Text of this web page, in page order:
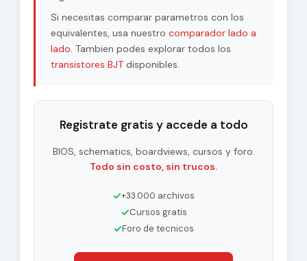
Si necesitas comparar parametros con los
equivalentes, usa nuestro comparador lado a
lado. Tambien podes explorar todos los
transistores BJTdisponibles.
Registrate gratis y accede a todo
BIOS, schematics, boardviews, cursos y foro.
Todo sin costo, sin trucos.
✓+33.000 archivos
✓Cursos gratis
✓Foro de tecnicos